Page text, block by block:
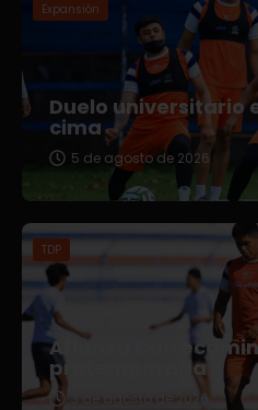
Expansión
Duelo universitario
cima
5 de agosto de 2026
TDP
Afianza
pretemporada
3 de agosto de 2026